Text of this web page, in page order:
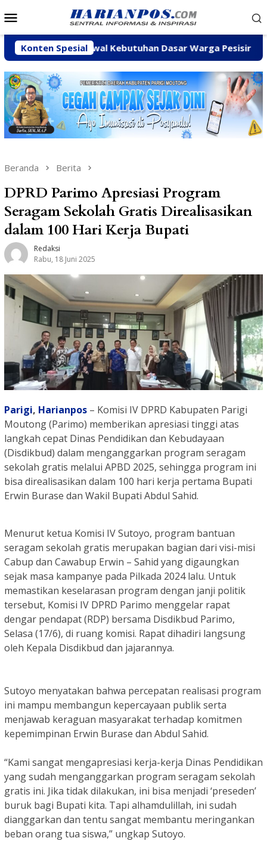
ke
Mobile
Konten Spesial
Kawal Kebutuhan Dasar Warga Pesisir di Tengah
Beranda Berita
DPRD Parimo Apresiasi Program
Seragam Sekolah Gratis Direalisasikan
dalam 100 Hari Kerja Bupati
Redaksi
Rabu, 18 Juni 2025
Parigi, Harianpos – Komisi IV DPRD Kabupaten Parigi
Moutong (Parimo) memberikan apresiasi tinggi atas
langkah cepat Dinas Pendidikan dan Kebudayaan
(Disdikbud) dalam menganggarkan program seragam
sekolah gratis melalui APBD 2025, sehingga program ini
bisa direalisasikan dalam 100 hari kerja pertama Bupati
Erwin Burase dan Wakil Bupati Abdul Sahid.
Menurut ketua Komisi IV Sutoyo, program bantuan
seragam sekolah gratis merupakan bagian dari visi-misi
Cabup dan Cawabup Erwin – Sahid yang digaungkan
sejak masa kampanye pada Pilkada 2024 lalu. Untuk
memastikan keselarasan program dengan janji politik
tersebut, Komisi IV DPRD Parimo menggelar rapat
dengar pendapat (RDP) bersama Disdikbud Parimo,
Selasa (17/6), di ruang komisi. Rapat dihadiri langsung
oleh Kepala Disdikbud dan jajarannya.
Sutoyo menyatakan bahwa percepatan realisasi program
ini mampu membangun kepercayaan publik serta
menjawab keraguan masyarakat terhadap komitmen
kepemimpinan Erwin Burase dan Abdul Sahid.
“Kami sangat mengapresiasi kerja-kerja Dinas Pendidikan
yang sudah menganggarkan program seragam sekolah
gratis ini. Jika tidak dilakukan, ini bisa menjadi ‘preseden’
buruk bagi Bupati kita. Tapi alhamdulillah, ini sudah
dianggarkan dan tentu sangat membantu meringankan
beban orang tua siswa,” ungkap Sutoyo.